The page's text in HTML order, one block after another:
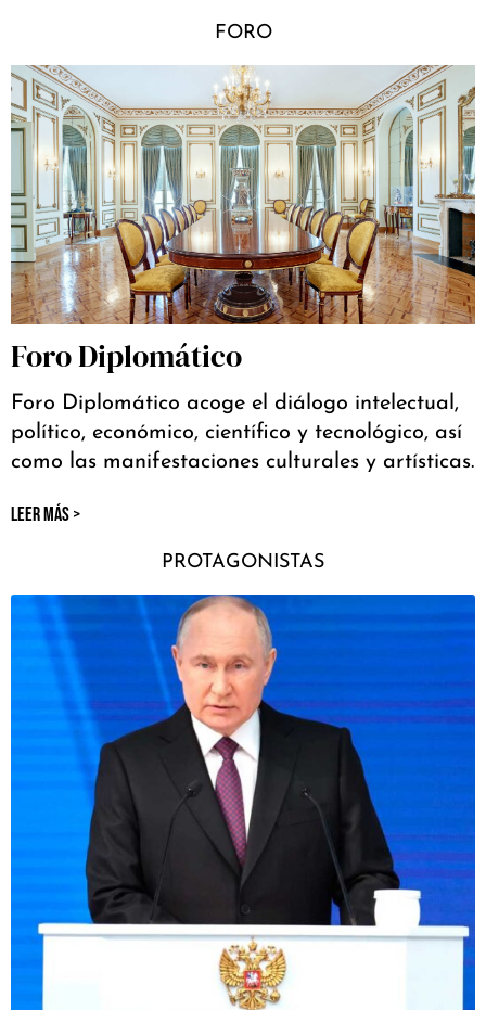
FORO
Foro Diplomático
Foro Diplomático acoge el diálogo intelectual,
político, económico, científico y tecnológico, así
como las manifestaciones culturales y artísticas.
LEER MÁS >
PROTAGONISTAS